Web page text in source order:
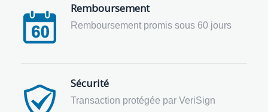
Remboursement
Remboursement promis sous 60 jours
Sécurité
Transaction protégée par VeriSign